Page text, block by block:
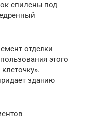
спилены под
отделки
этого
зданию